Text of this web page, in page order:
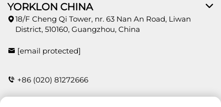
YORKLON CHINA
18/F Cheng Qi Tower, nr. 63 Nan An Road, Liwan
District, 510160, Guangzhou, China
[email protected]
+86 (020) 81272666